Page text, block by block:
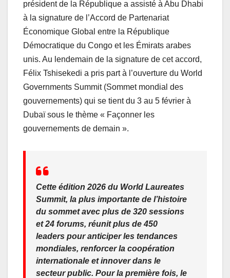
président de la République a assisté à Abu Dhabi
à la signature de l’Accord de Partenariat
Économique Global entre la République
Démocratique du Congo et les Émirats arabes
unis. Au lendemain de la signature de cet accord,
Félix Tshisekedi a pris part à l’ouverture du World
Governments Summit (Sommet mondial des
gouvernements) qui se tient du 3 au 5 février à
Dubaï sous le thème « Façonner les
gouvernements de demain ».
Cette édition 2026 du World Laureates
Summit, la plus importante de l’histoire
du sommet avec plus de 320 sessions
et 24 forums, réunit plus de 450
leaders pour anticiper les tendances
mondiales, renforcer la coopération
internationale et innover dans le
secteur public. Pour la première fois, le